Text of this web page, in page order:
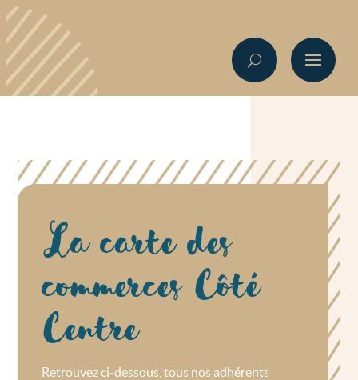
La carte des
commerces Côté
Centre
Retrouvez ci-dessous, tous nos adhérents